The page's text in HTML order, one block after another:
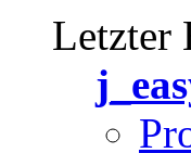
Letzter